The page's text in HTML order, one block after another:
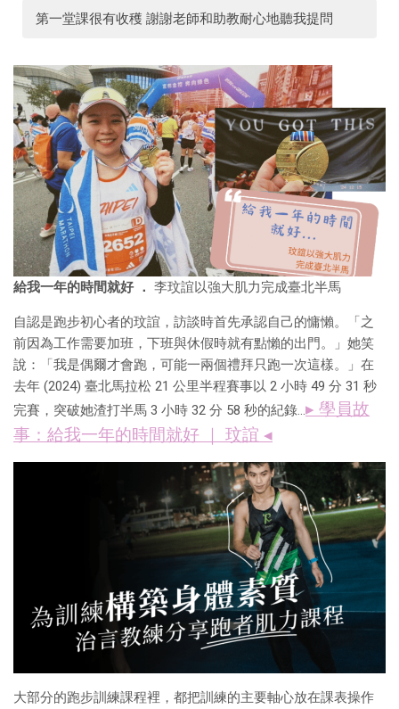
第一堂課很有收穫 謝謝老師和助教耐心地聽我提問
給我一年的時間就好 ． 李玟誼以強大肌力完成臺北半馬
自認是跑步初心者的玟誼，訪談時首先承認自己的慵懶。「之
前因為工作需要加班，下班與休假時就有點懶的出門。」她笑
說：「我是偶爾才會跑，可能一兩個禮拜只跑一次這樣。」在
去年 (2024) 臺北馬拉松 21 公里半程賽事以 2 小時 49 分 31 秒
完賽，突破她渣打半馬 3 小時 32 分 58 秒的紀錄...▸ 學員故
事：給我一年的時間就好 ｜ 玟誼 ◂
大部分的跑步訓練課程裡，都把訓練的主要軸心放在課表操作